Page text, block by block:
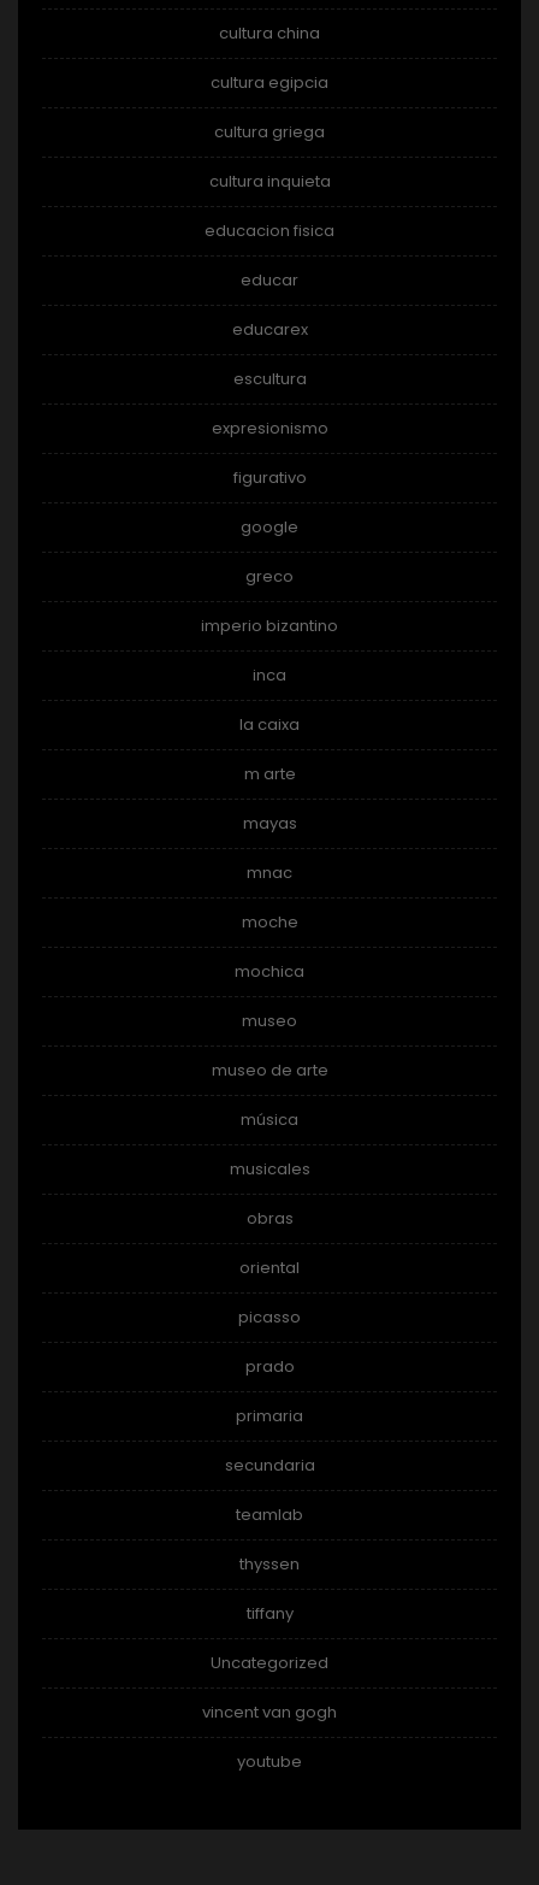
cultura china
cultura egipcia
cultura griega
cultura inquieta
educacion fisica
educar
educarex
escultura
expresionismo
figurativo
google
greco
imperio bizantino
inca
la caixa
m arte
mayas
mnac
moche
mochica
museo
museo de arte
música
musicales
obras
oriental
picasso
prado
primaria
secundaria
teamlab
thyssen
tiffany
Uncategorized
vincent van gogh
youtube